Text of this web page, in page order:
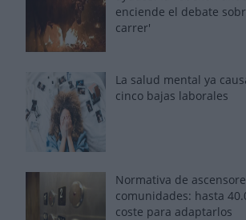
enciende el debate
carrer'
La salud mental ya
cinco bajas laborales
Normativa de
comunidades: hasta
coste para adaptarlos